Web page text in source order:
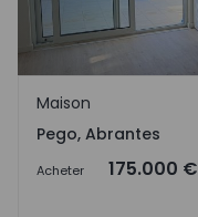
Pego, Abrantes
Maison
Pego, Abrantes
Acheter 175.000 €